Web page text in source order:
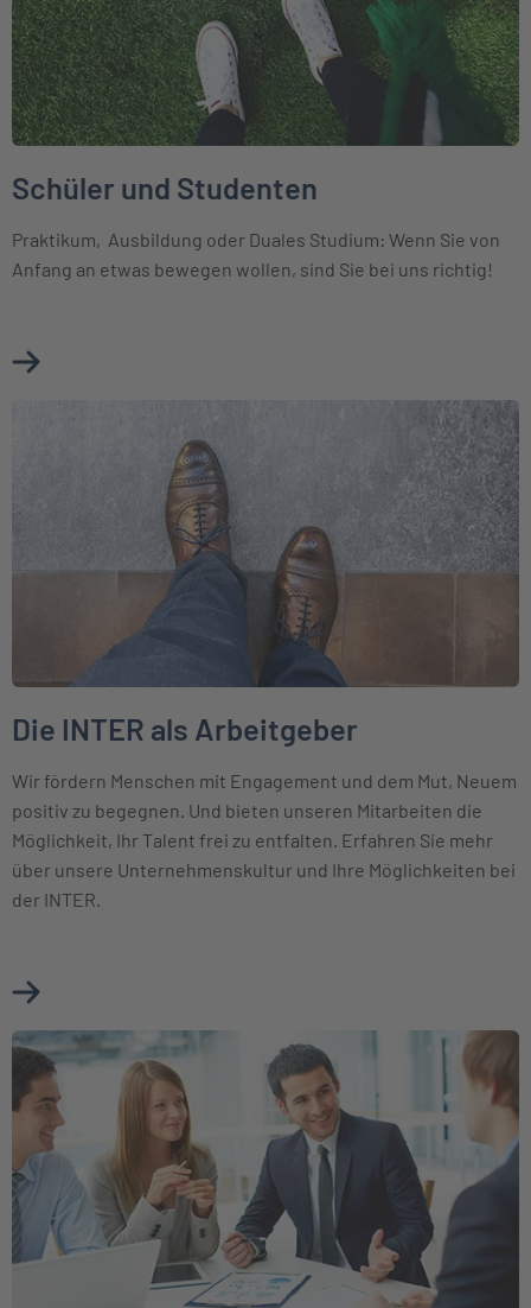
Schüler und Studenten
Praktikum, Ausbildung oder Duales Studium: Wenn Sie von
Anfang an etwas bewegen wollen, sind Sie bei uns richtig!
Mehr über Schüler und Studenten erfahren
Die INTER als Arbeitgeber
Wir fördern Menschen mit Engagement und dem Mut, Neuem
positiv zu begegnen. Und bieten unseren Mitarbeiten die
Möglichkeit, Ihr Talent frei zu entfalten. Erfahren Sie mehr
über unsere Unternehmenskultur und Ihre Möglichkeiten bei
der INTER.
Mehr über Die INTER als Arbeitgeber erfahren
Weiter zu Karriere bei der BKM